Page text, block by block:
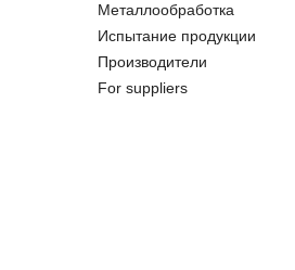
Металлообработка
Испытание продукции
Производители
For suppliers